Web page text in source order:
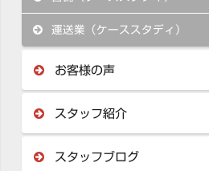
運送業（ケーススタディ）
お客様の声
スタッフ紹介
スタッフブログ